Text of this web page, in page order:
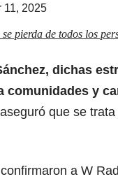
11, 2025
pierda de todos los
dichas
comunidades y
que se
a W